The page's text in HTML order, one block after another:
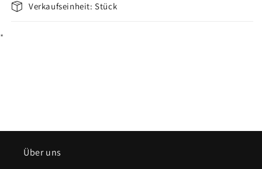
Verkaufseinheit: Stück
*
Über uns